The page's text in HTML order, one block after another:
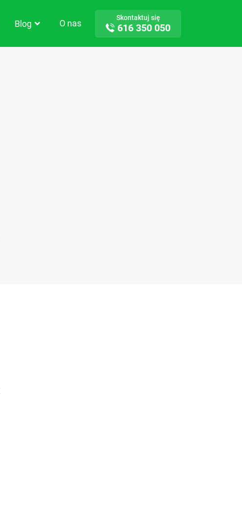
Blog O nas
Skontaktuj się
616 350 050